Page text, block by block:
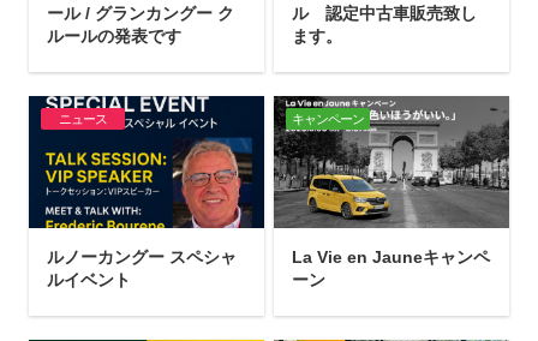
ール / グランカングー ク
ルールの発表です
ル 認定中古車販売致し
ます。
ニュース
ルノーカングー スペシャ
ルイベント
キャンペーン
La Vie en Jauneキャンペ
ーン